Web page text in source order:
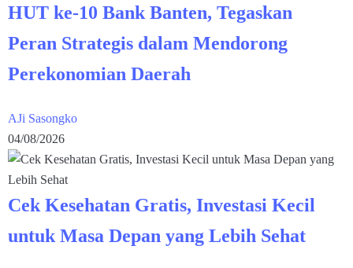
HUT ke-10 Bank Banten, Tegaskan
Peran Strategis dalam Mendorong
Perekonomian Daerah
AJi Sasongko
04/08/2026
Cek Kesehatan Gratis, Investasi Kecil
untuk Masa Depan yang Lebih Sehat